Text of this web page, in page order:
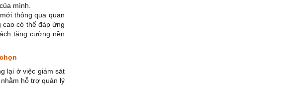
mình.
thông qua quan
cao có thể đáp ứng
tăng cường nền
lại ở việc giám sát
hỗ trợ quản lý